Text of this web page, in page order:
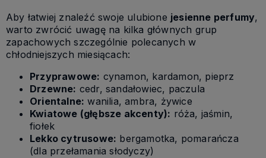
Aby łatwiej znaleźć swoje ulubione jesienne perfumy,
warto zwrócić uwagę na kilka głównych grup
zapachowych szczególnie polecanych w
chłodniejszych miesiącach:
Przyprawowe: cynamon, kardamon, pieprz
Drzewne: cedr, sandałowiec, paczula
Orientalne: wanilia, ambra, żywice
Kwiatowe (głębsze akcenty): róża, jaśmin,
fiołek
Lekko cytrusowe: bergamotka, pomarańcza
(dla przełamania słodyczy)